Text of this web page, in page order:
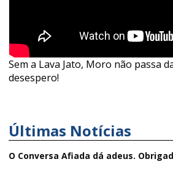
Sem a Lava Jato, Moro não passa
desespero!
Últimas Notícias
O Conversa Afiada dá adeus.